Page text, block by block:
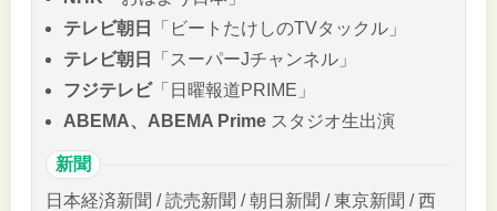
テレビ朝日
「ビートたけしのTVタックル」
テレビ朝日
「スーパーJチャンネル」
フジテレビ「日曜報道PRIME」
ABEMA、ABEMA Prime スタジオ生出演
新聞
日本経済新聞 / 読売新聞 / 朝日新聞 / 東京新聞 / 西